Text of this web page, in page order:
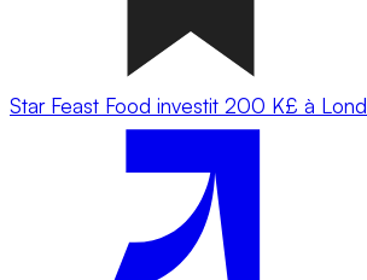
Star Feast Food investit 200 K£ à